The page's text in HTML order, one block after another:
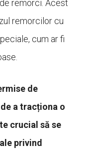
remorci. Acest
remorcilor cu
cum ar fi
de
a tracționa o
crucial să se
privind